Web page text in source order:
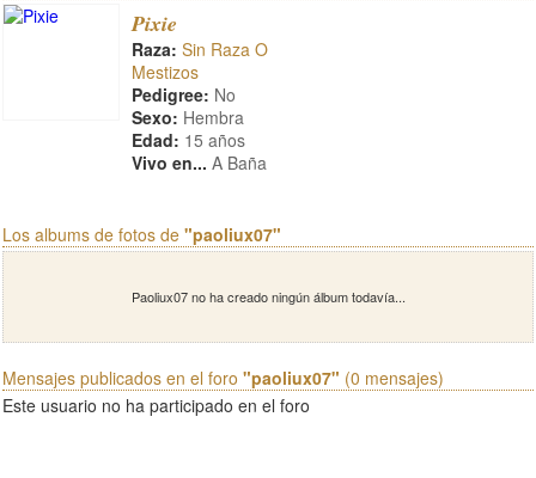
Pixie
Raza: Sin Raza O
Mestizos
Pedigree: No
Sexo: Hembra
Edad: 15 años
Vivo en... A Baña
Los albums de fotos de "paoliux07"
Paoliux07 no ha creado ningún álbum todavía...
Mensajes publicados en el foro "paoliux07" (0 mensajes)
Este usuario no ha participado en el foro